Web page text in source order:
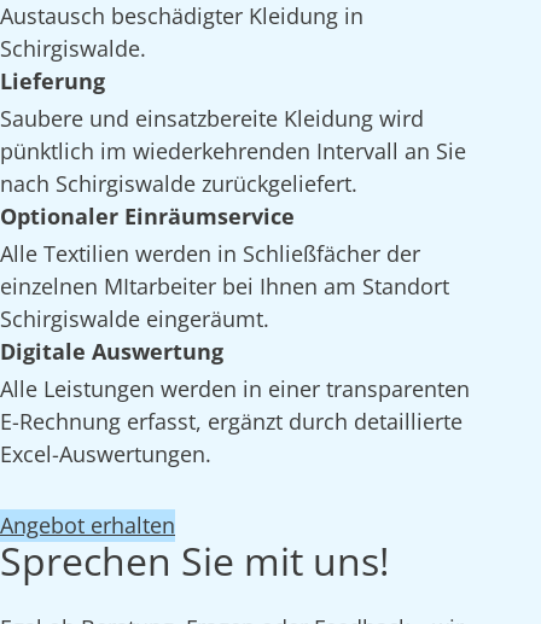
Austausch beschädigter Kleidung in
Schirgiswalde.
Lieferung
Saubere und einsatzbereite Kleidung wird
pünktlich im wiederkehrenden Intervall an Sie
nach Schirgiswalde zurückgeliefert.
Optionaler Einräumservice
Alle Textilien werden in Schließfächer der
einzelnen MItarbeiter bei Ihnen am Standort
Schirgiswalde eingeräumt.
Digitale Auswertung
Alle Leistungen werden in einer transparenten
E-Rechnung erfasst, ergänzt durch detaillierte
Excel-Auswertungen.
Angebot erhalten
Sprechen Sie mit uns!